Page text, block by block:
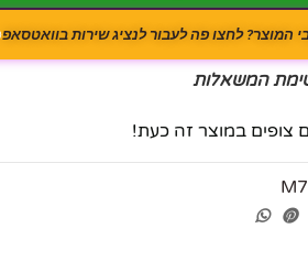
המוצר? לחצו פה לעבור לנציג שירות בוואטסאפ
המשאלות
צופים במוצר זה כעת!